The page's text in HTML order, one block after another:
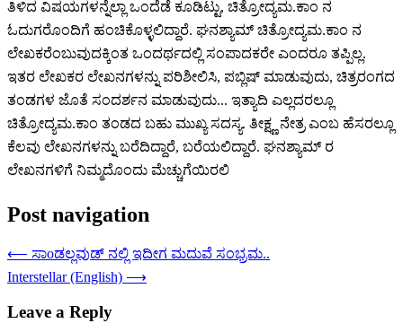
ತಿಳಿದ ವಿಷಯಗಳನ್ನೆಲ್ಲಾ ಒಂದೆಡೆ ಕೂಡಿಟ್ಟು, ಚಿತ್ರೋದ್ಯಮ.ಕಾಂ ನ
ಓದುಗರೊಂದಿಗೆ ಹಂಚಿಕೊಳ್ಳಲಿದ್ದಾರೆ. ಘನಶ್ಯಾಮ್ ಚಿತ್ರೋದ್ಯಮ.ಕಾಂ ನ
ಲೇಖಕರೆಂಬುವುದಕ್ಕಿಂತ ಒಂದರ್ಥದಲ್ಲಿ ಸಂಪಾದಕರೇ ಎಂದರೂ ತಪ್ಪಿಲ್ಲ.
ಇತರ ಲೇಖಕರ ಲೇಖನಗಳನ್ನು ಪರಿಶೀಲಿಸಿ, ಪಬ್ಲಿಷ್ ಮಾಡುವುದು, ಚಿತ್ರರಂಗದ
ತಂಡಗಳ ಜೊತೆ ಸಂದರ್ಶನ ಮಾಡುವುದು... ಇತ್ಯಾದಿ ಎಲ್ಲದರಲ್ಲೂ
ಚಿತ್ರೋದ್ಯಮ.ಕಾಂ ತಂಡದ ಬಹು ಮುಖ್ಯ ಸದಸ್ಯ. ತೀಕ್ಷ್ಣ ನೇತ್ರ ಎಂಬ ಹೆಸರಲ್ಲೂ
ಕೆಲವು ಲೇಖನಗಳನ್ನು ಬರೆದಿದ್ದಾರೆ, ಬರೆಯಲಿದ್ದಾರೆ. ಘನಶ್ಯಾಮ್ ರ
ಲೇಖನಗಳಿಗೆ ನಿಮ್ಮದೊಂದು ಮೆಚ್ಚುಗೆಯಿರಲಿ
Post navigation
⟵ ಸಾoಡಲ್ಲವುಡ್ ನಲ್ಲಿ ಇದೀಗ ಮದುವೆ ಸಂಭ್ರಮ..
Interstellar (English) ⟶
Leave a Reply